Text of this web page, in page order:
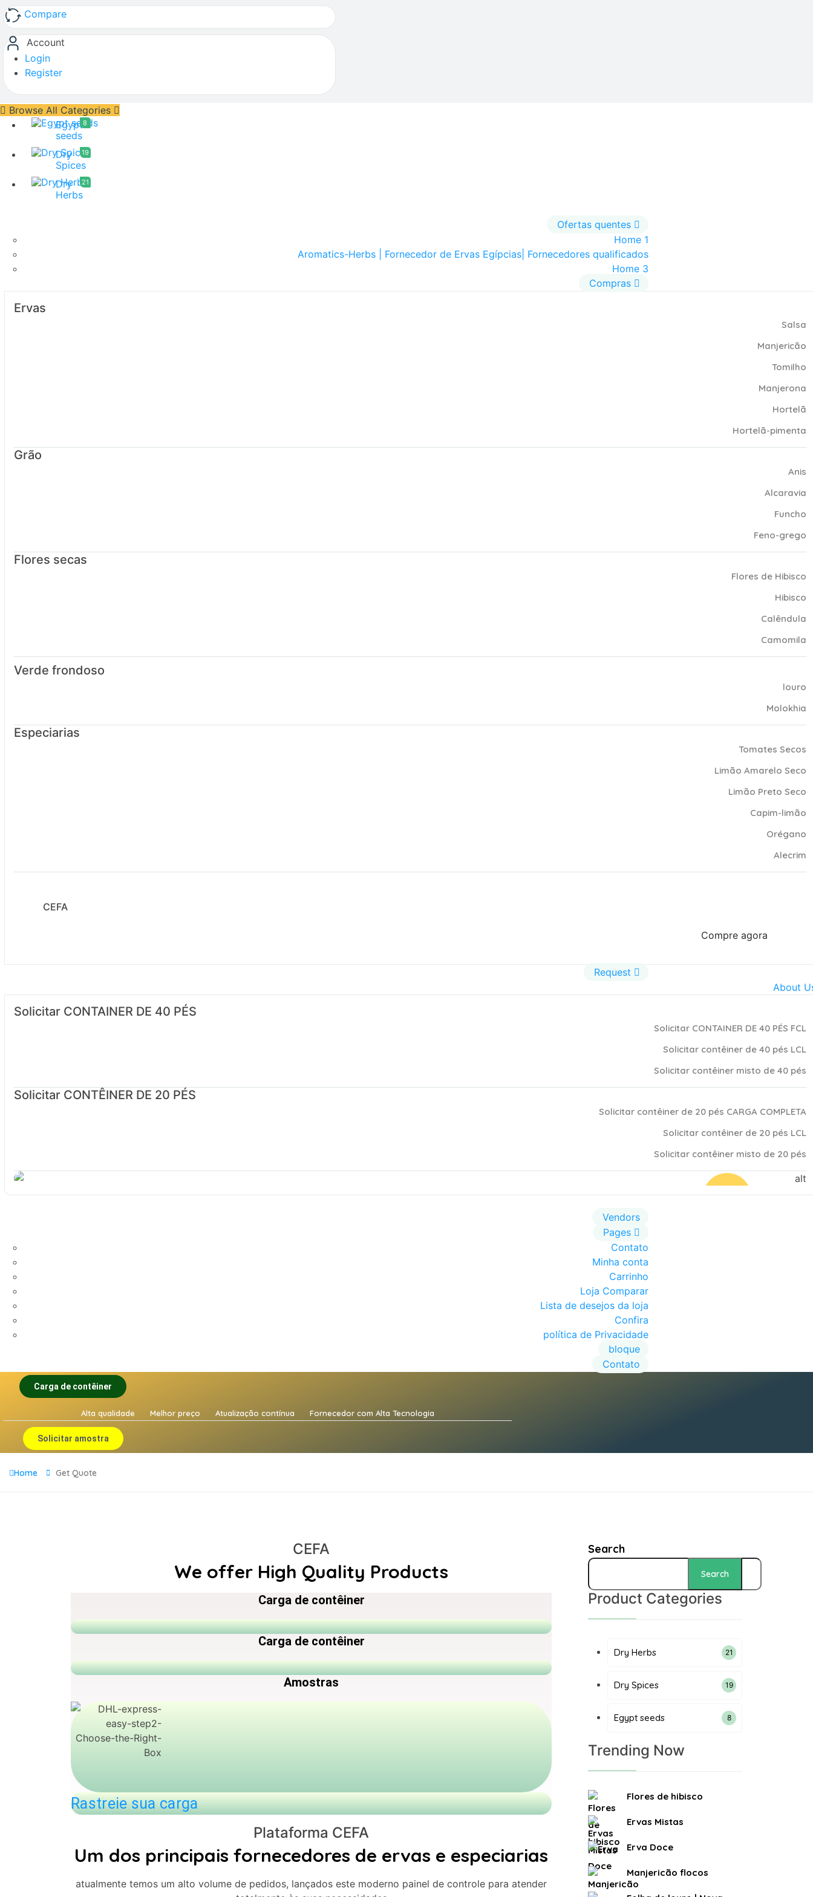
Compare
Account
Login
Register
Browse All Categories
Egypt
seeds
8
Dry
Spices
19
Dry
Herbs
21
Ofertas quentes
Home 1
Aromatics-Herbs | Fornecedor de Ervas Egípcias| Fornecedores qualificados
Home 3
Compras
Ervas
Salsa
Manjericão
Tomilho
Manjerona
Hortelã
Hortelã-pimenta
Grão
Anis
Alcaravia
Funcho
Feno-grego
Flores secas
Flores de Hibisco
Hibisco
Calêndula
Camomila
Verde frondoso
louro
Molokhia
Especiarias
Tomates Secos
Limão Amarelo Seco
Limão Preto Seco
Capim-limão
Orégano
Alecrim
CEFA
Compre agora
Request
About
Solicitar CONTAINER DE 40 PÉS
Solicitar CONTAINER DE 40 PÉS FCL
Solicitar contêiner de 40 pés LCL
Solicitar contêiner misto de 40 pés
Solicitar CONTÊINER DE 20 PÉS
Solicitar contêiner de 20 pés CARGA COMPLETA
Solicitar contêiner de 20 pés LCL
Solicitar contêiner misto de 20 pés
Vendors
Pages
Contato
Minha conta
Carrinho
Loja Comparar
Lista de desejos da loja
Confira
política de Privacidade
bloque
Contato
Carga de contêiner
Alta qualidade Melhor preço Atualização contínua Fornecedor com Alta Tecnologia
Solicitar amostra
Home Get Quote
CEFA
We offer High Quality Products
Carga de contêiner
Carga de contêiner
Amostras
Rastreie sua carga
Plataforma CEFA
Um dos principais fornecedores de ervas e especiarias
atualmente temos um alto volume de pedidos, lançados este moderno painel de controle para atender
Search
Search
Product Categories
Dry Herbs 21 21
Dry Spices 1919
Egypt seeds 88
Trending Now
Flores de hibisco
Ervas Mistas
Erva Doce
Manjericão flocos